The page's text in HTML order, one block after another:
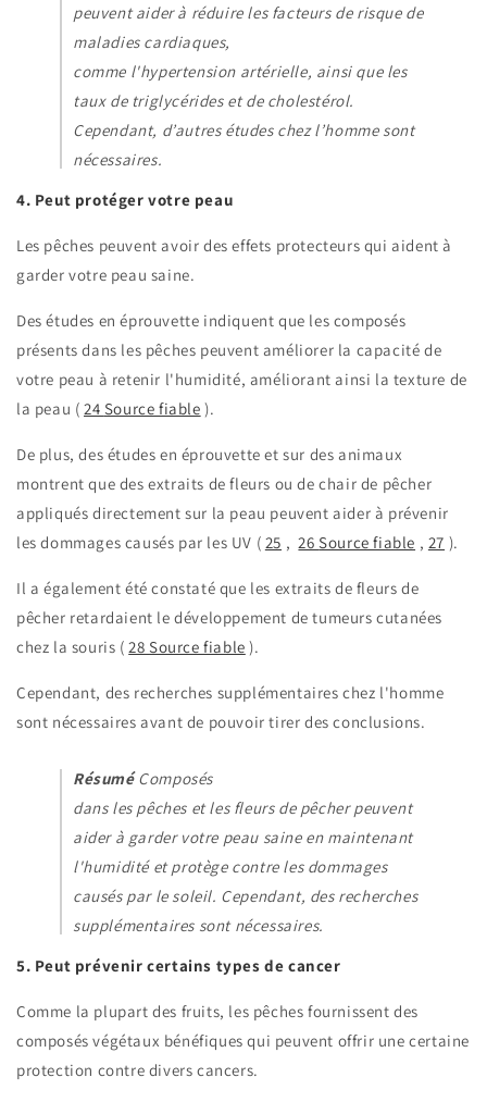
peuvent aider à réduire les facteurs de risque de
maladies cardiaques,
comme l'hypertension artérielle, ainsi que les
taux de triglycérides et de cholestérol.
Cependant, d’autres études chez l’homme sont
nécessaires.
4. Peut protéger votre peau
Les pêches peuvent avoir des effets protecteurs qui aident à
garder votre peau saine.
Des études en éprouvette indiquent que les composés
présents dans les pêches peuvent améliorer la capacité de
votre peau à retenir l'humidité, améliorant ainsi la texture de
la peau ( 24 Source fiable ).
De plus, des études en éprouvette et sur des animaux
montrent que des extraits de fleurs ou de chair de pêcher
appliqués directement sur la peau peuvent aider à prévenir
les dommages causés par les UV ( 25 , 26Source fiable , 27 ).
Il a également été constaté que les extraits de fleurs de
pêcher retardaient le développement de tumeurs cutanées
chez la souris (28Source fiable ).
Cependant, des recherches supplémentaires chez l'homme
sont nécessaires avant de pouvoir tirer des conclusions.
Résumé Composés
dans les pêches et les fleurs de pêcher peuvent
aider à garder votre peau saine en maintenant
l'humidité et protège contre les dommages
causés par le soleil. Cependant, des recherches
supplémentaires sont nécessaires.
5. Peut prévenir certains types de cancer
Comme la plupart des fruits, les pêches fournissent des
composés végétaux bénéfiques qui peuvent offrir une certaine
protection contre divers cancers.